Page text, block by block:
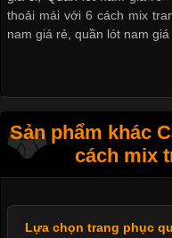
thoải mái với 6 cách mix
nam giá rẻ ,quần lót nam giá
Sản phẩm khác
cách mix
Lựa chọn trang phục